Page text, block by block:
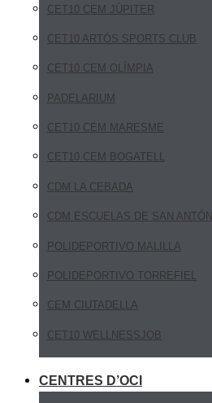
CET10 CEM JÚPITER
CET10 ARTÓS SPORTS CLUB
CET10 CEM OLÍMPIA
PADELARIUM
CET10 CEM MARESME
CET10 CEM BOGATELL
CDM LA CEBADA
CDM ESCUELAS DE SAN ANTÓN
POLIDEPORTIVO MALILLA
POLIDEPORTIVO TORREFIEL
CEM CIUTADELLA
CET10 WELLNESSJOB
CENTRES D’OCI